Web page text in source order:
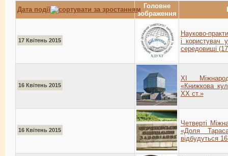
Дата події
Головне
зображення
17 Квітень 2015
Науково-
і користувач
середовищі
16 Квітень 2015
ХI
«Книжкова
XX ст.»
16 Квітень 2015
Четверті
«Доля
відбудуться